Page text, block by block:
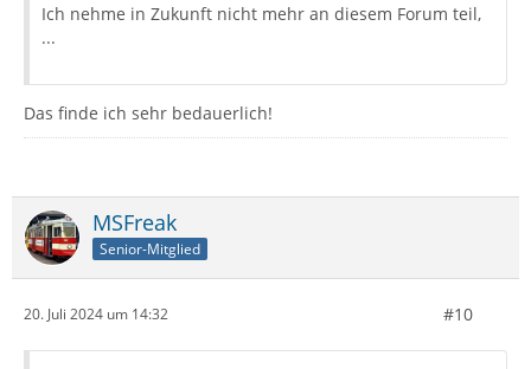
Ich nehme in Zukunft nicht mehr an diesem Forum teil,
...
Das finde ich sehr bedauerlich!
MSFreak
Senior-Mitglied
20. Juli 2024 um 14:32 #10